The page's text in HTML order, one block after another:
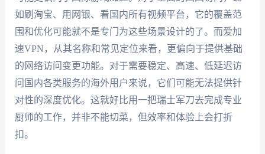
如刷淘宝、用网银、看国内所有视频平台，它的覆盖范
围和优化可能就不是专门为这些场景设计的了。而爱加
速VPN，从其名称和常见定位来看，更偏向于提供基础
的网络访问变更功能。对于需要稳定、高速、低延迟访
问国内各类服务的海外用户来说，它们可能无法提供针
对性的深度优化。这就好比用一把瑞士军刀去完成专业
厨师的工作，并非不能切菜，但效率和体验上会打折
扣。